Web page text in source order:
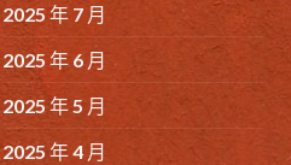
2025 年 7 月
2025 年 6 月
2025 年 5 月
2025 年 4 月